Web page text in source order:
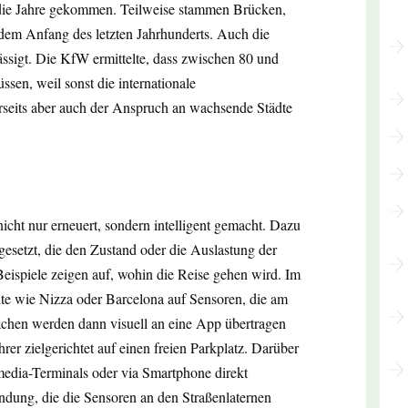
Jahre gekommen. Teilweise stammen Brücken,
Anfang des letzten Jahrhunderts. Auch die
Die KfW ermittelte, dass zwischen 80 und
weil sonst die internationale
aber auch der Anspruch an wachsende Städte
nur erneuert, sondern intelligent gemacht. Dazu
die den Zustand oder die Auslastung der
zeigen auf, wohin die Reise gehen wird. Im
wie Nizza oder Barcelona auf Sensoren, die am
werden dann visuell an eine App übertragen
zielgerichtet auf einen freien Parkplatz. Darüber
Terminals oder via Smartphone direkt
die die Sensoren an den Straßenlaternen